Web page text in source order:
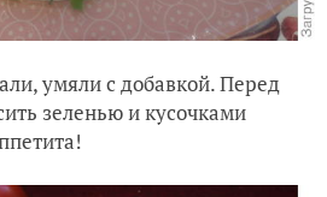
умяли с добавкой. Перед
зеленью и кусочками